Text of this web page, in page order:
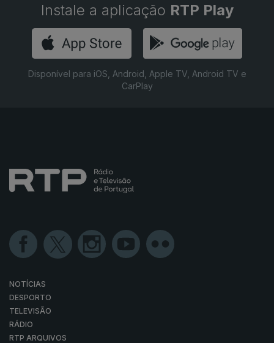
Instale a aplicação RTP Play
Disponível para iOS, Android, Apple TV, Android TV e
CarPlay
NOTÍCIAS
DESPORTO
TELEVISÃO
RÁDIO
RTP ARQUIVOS